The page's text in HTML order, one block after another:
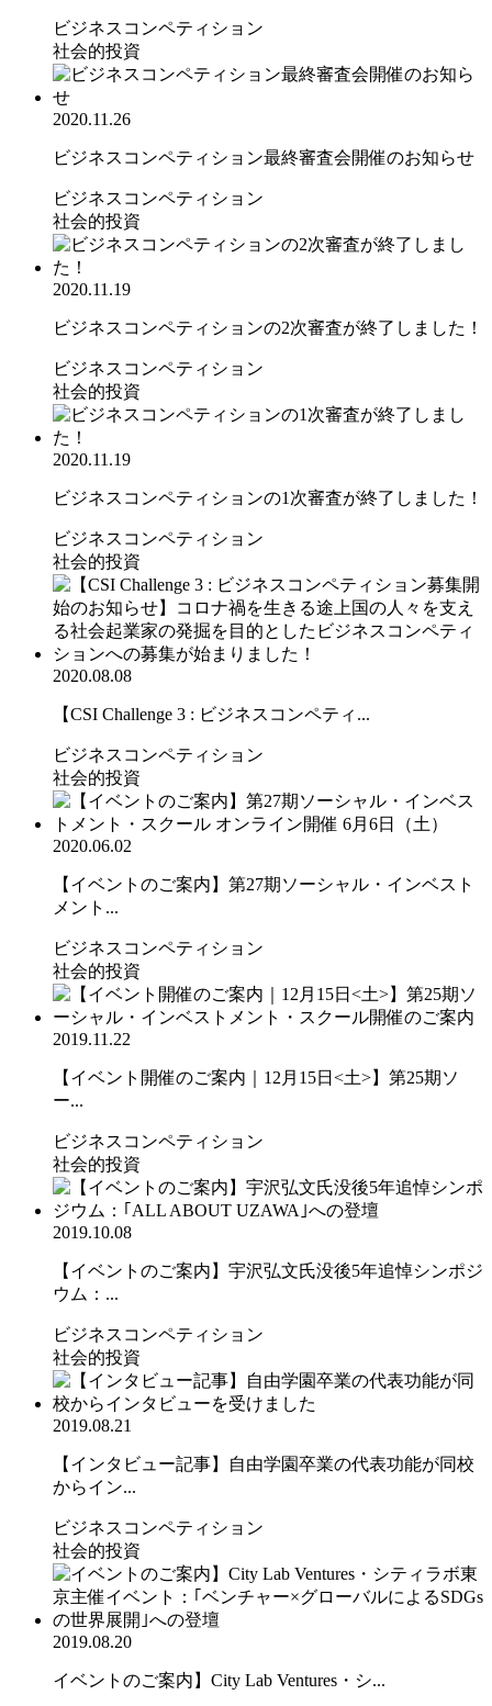
ビジネスコンペティション
社会的投資
2020.11.26
ビジネスコンペティション最終審査会開催のお知らせ
ビジネスコンペティション
社会的投資
2020.11.19
ビジネスコンペティションの2次審査が終了しました！
ビジネスコンペティション
社会的投資
2020.11.19
ビジネスコンペティションの1次審査が終了しました！
ビジネスコンペティション
社会的投資
2020.08.08
【CSI Challenge 3 : ビジネスコンペティ...
ビジネスコンペティション
社会的投資
2020.06.02
【イベントのご案内】第27期ソーシャル・インベスト
メント...
ビジネスコンペティション
社会的投資
2019.11.22
【イベント開催のご案内｜12月15日<土>】第25期ソ
ー...
ビジネスコンペティション
社会的投資
2019.10.08
【イベントのご案内】宇沢弘文氏没後5年追悼シンポジ
ウム：...
ビジネスコンペティション
社会的投資
2019.08.21
【インタビュー記事】自由学園卒業の代表功能が同校
からイン...
ビジネスコンペティション
社会的投資
2019.08.20
イベントのご案内】City Lab Ventures・シ...